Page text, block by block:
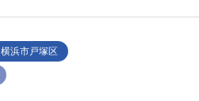
横浜市戸塚区